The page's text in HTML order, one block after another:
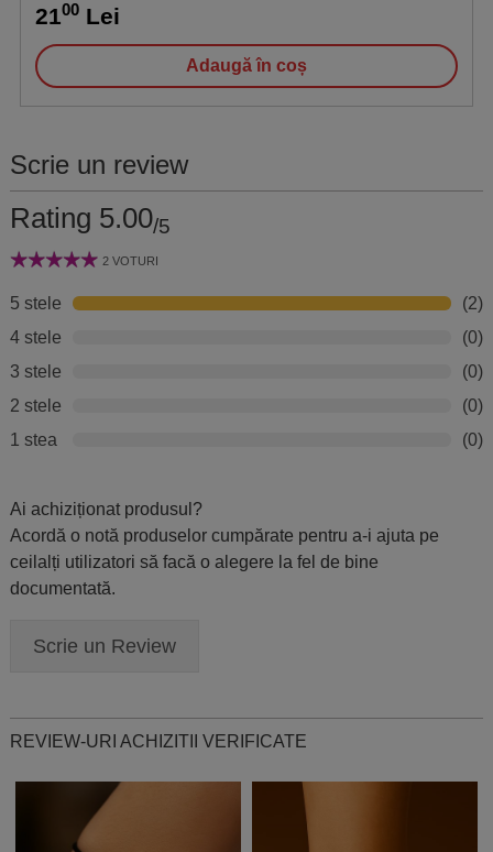
2100 Lei
Adaugă în coș
Scrie un review
Rating 5.00/5
2 VOTURI
5 stele
(2)
4 stele
(0)
3 stele
(0)
2 stele
(0)
1 stea
(0)
Ai achiziționat produsul?
Acordă o notă produselor cumpărate pentru a-i ajuta pe
ceilalți utilizatori să facă o alegere la fel de bine
documentată.
Scrie un Review
REVIEW-URI ACHIZITII VERIFICATE